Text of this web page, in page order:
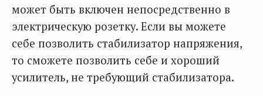
может быть включен непосредственно в
электрическую розетку. Если вы можете
себе позволить стабилизатор напряжения,
то сможете позволить себе и хороший
усилитель, не требующий стабилизатора.